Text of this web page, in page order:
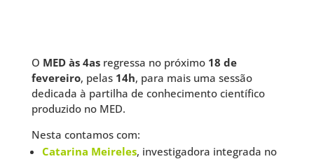
O MED às 4asregressa no próximo 18 de
fevereiro, pelas 14h, para mais uma sessão
dedicada à partilha de conhecimento científico
produzido no MED.
Nesta contamos com:
Catarina Meireles, investigadora integrada no